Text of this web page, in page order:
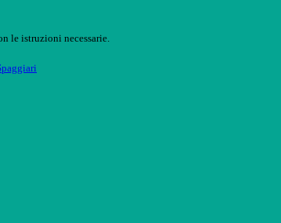
le istruzioni necessarie.